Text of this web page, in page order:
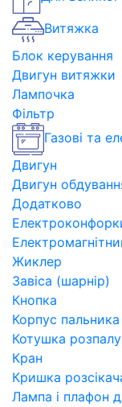
Витяжка
Блок керування
Двигун витяжки
Лампочка
Фільтр
Газові та
Двигун
Двигун
Додатково
Жиклер
Завіса (шарнір)
Кнопка
Корпус пальника
Котушка розпалу
Кран
Кришка
Лампа і плафон